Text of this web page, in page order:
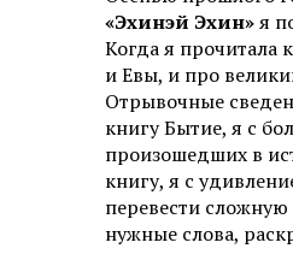
«Эхинэй Эхин»я
Когда я прочитала
и Евы, и про
Отрывочные
книгу Бытие, я с
произошедших в
книгу, я с
перевести
нужные слова,